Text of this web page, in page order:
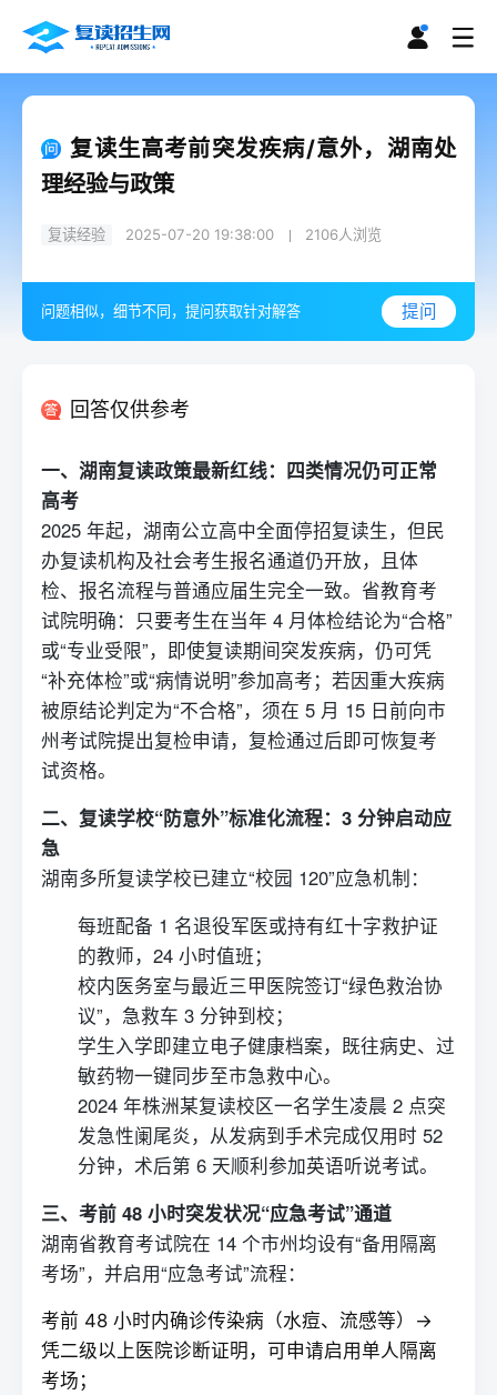
复读生高考前突发疾病/意外，湖南处
理经验与政策
复读经验 2025-07-20 19:38:00 2106人浏览
问题相似，细节不同，提问获取针对解答 提问
回答仅供参考
一、湖南复读政策最新红线：四类情况仍可正常
高考
2025 年起，湖南公立高中全面停招复读生，但民
办复读机构及社会考生报名通道仍开放，且体
检、报名流程与普通应届生完全一致。省教育考
试院明确：只要考生在当年 4 月体检结论为“合格”
或“专业受限”，即使复读期间突发疾病，仍可凭
“补充体检”或“病情说明”参加高考；若因重大疾病
被原结论判定为“不合格”，须在 5 月 15 日前向市
州考试院提出复检申请，复检通过后即可恢复考
试资格。
二、复读学校“防意外”标准化流程：3 分钟启动应
急
湖南多所复读学校已建立“校园 120”应急机制：
每班配备 1 名退役军医或持有红十字救护证
的教师，24 小时值班；
校内医务室与最近三甲医院签订“绿色救治协
议”，急救车 3 分钟到校；
学生入学即建立电子健康档案，既往病史、过
敏药物一键同步至市急救中心。
2024 年株洲某复读校区一名学生凌晨 2 点突
发急性阑尾炎，从发病到手术完成仅用时 52
分钟，术后第 6 天顺利参加英语听说考试。
三、考前 48 小时突发状况“应急考试”通道
湖南省教育考试院在 14 个市州均设有“备用隔离
考场”，并启用“应急考试”流程：
考前 48 小时内确诊传染病（水痘、流感等）→
凭二级以上医院诊断证明，可申请启用单人隔离
考场；